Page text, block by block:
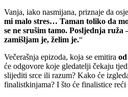
Vanja, iako nasmijana, priznaje da
mi malo stres… Taman toliko da
se ne srušim tamo. Posljednja ruža
zamišljam je, želim je.“
Večerašnja epizoda, koja se emitira
će odgovore koje gledatelji čekaju
slijediti srce ili razum? Kako će
finalistkinjama? I što će finalistice